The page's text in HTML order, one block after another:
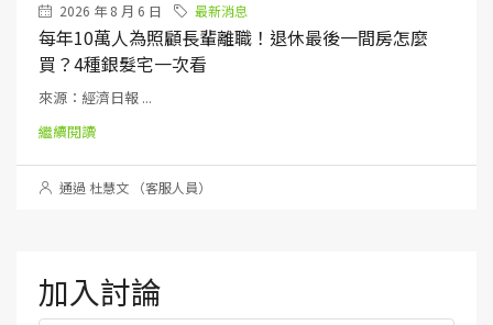
2026 年 8 月 6 日 最新消息
每年10萬人為照顧長輩離職！退休最後一間房怎麼
買？4種銀髮宅一次看
來源：經濟日報 ...
繼續閱讀
通過 杜慧文 （客服人員）
加入討論